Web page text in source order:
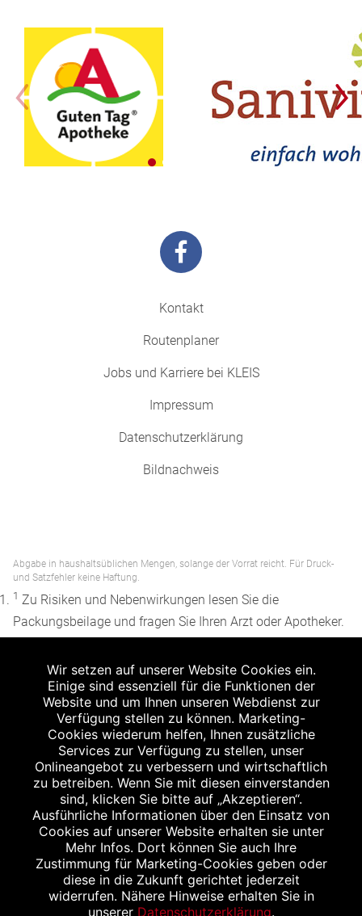
Kontakt
Routenplaner
Jobs und Karriere bei KLEIS
Impressum
Datenschutzerklärung
Bildnachweis
Abgabe in haushaltsüblichen Mengen, solange der Vorrat reicht. Für Druck-
und Satzfehler keine Haftung.
1 Zu Risiken und Nebenwirkungen lesen Sie die
Packungsbeilage und fragen Sie Ihren Arzt oder Apotheker.
Apothekenerstattungspreis (AEP). Der AEP ist keine
unverbindliche Preisempfehlung der Hersteller. Der AEP ist
ein von den Apotheken in Ansatz gebrachter Preis für
rezeptfreie Arzneimittel. Er entspricht in der Höhe dem für
Apotheken verbindlichen Abgabepreis, zu dem eine
Apotheke in bestimmten Fällen (z.B. bei Kindern unter 12
Jahren) das Produkt mit der gesetzlichen
Krankenversicherung abrechnet. Der AEP ist der allgemeine
Erstattungspreis im Falle einer Kostenübernahme durch die
gesetzlichen Krankenkassen, vor Abzug eines
Zwangsrabattes (zur Zeit 5%) nach §130 Abs. 1 SGB V.
Wir setzen auf unserer Website Cookies ein.
Einige sind essenziell für die Funktionen der
Website und um Ihnen unseren Webdienst zur
Verfügung stellen zu können. Marketing-
Cookies wiederum helfen, Ihnen zusätzliche
Services zur Verfügung zu stellen, unser
Onlineangebot zu verbessern und wirtschaftlich
zu betreiben. Wenn Sie mit diesen einverstanden
sind, klicken Sie bitte auf „Akzeptieren“.
Ausführliche Informationen über den Einsatz von
Cookies auf unserer Website erhalten sie unter
Mehr Infos. Dort können Sie auch Ihre
Zustimmung für Marketing-Cookies geben oder
diese in die Zukunft gerichtet jederzeit
widerrufen. Nähere Hinweise erhalten Sie in
unserer Datenschutzerklärung.